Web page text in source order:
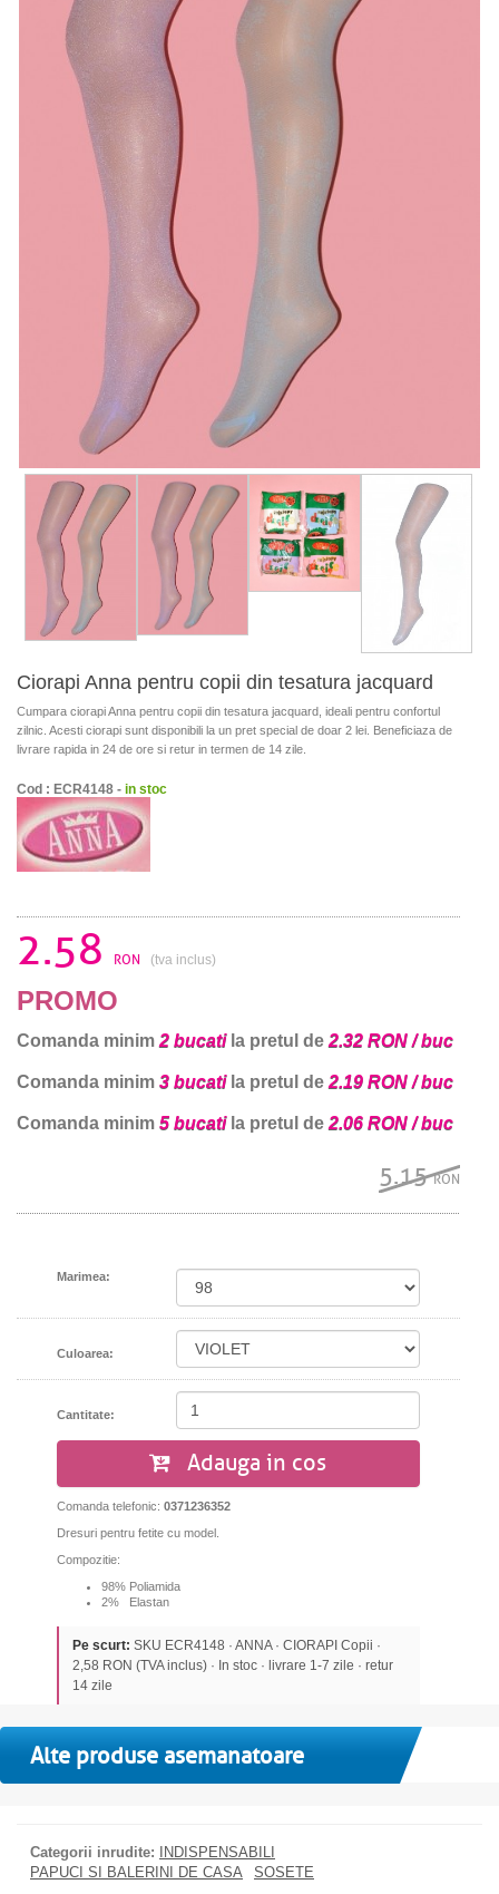
Ciorapi Anna pentru copii din tesatura jacquard
Cumpara ciorapi Anna pentru copii din tesatura jacquard, ideali pentru confortul
zilnic. Acesti ciorapi sunt disponibili la un pret special de doar 2 lei. Beneficiaza de
livrare rapida in 24 de ore si retur in termen de 14 zile.
Cod : ECR4148 - in stoc
2.58 RON (tva inclus)
PROMO
Comanda minim 2 bucatila pretul de 2.32 RON / buc
Comanda minim 3 bucatila pretul de 2.19 RON / buc
Comanda minim 5 bucatila pretul de 2.06 RON / buc
5.15RON
Marimea:
Culoarea:
Cantitate:
Adauga in cos
Comanda telefonic: 0371236352
Dresuri pentru fetite cu model.
Compozitie:
98% Poliamida
2% Elastan
Pe scurt: SKU ECR4148 · ANNA · CIORAPI Copii ·
2,58 RON (TVA inclus) · In stoc · livrare 1-7 zile · retur
14 zile
Alte produse asemanatoare
Categorii inrudite:
INDISPENSABILI
PAPUCI SI BALERINI DE CASA
SOSETE